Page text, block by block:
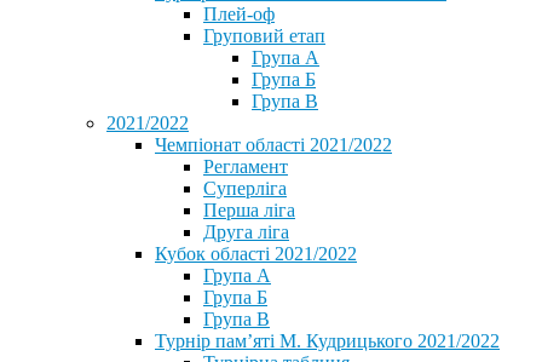
Плей-оф
Груповий етап
Група А
Група Б
Група В
2021/2022
Чемпіонат області 2021/2022
Регламент
Суперліга
Перша ліга
Друга ліга
Кубок області 2021/2022
Група А
Група Б
Група В
Турнір пам’яті М. Кудрицького 2021/2022